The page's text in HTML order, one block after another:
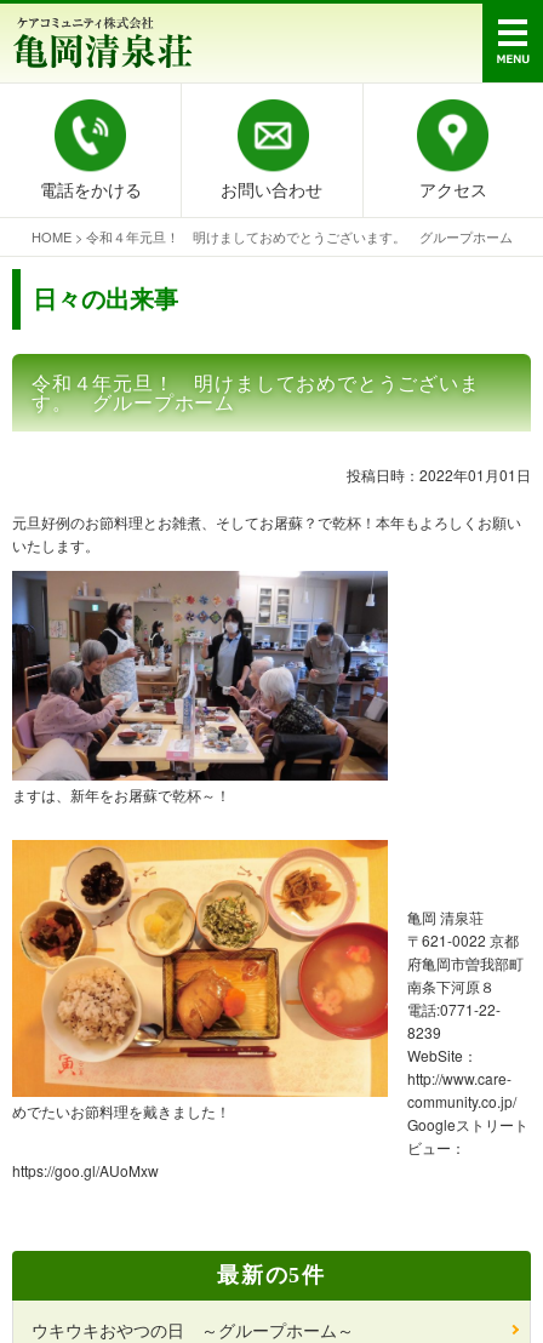
電話をかける お問い合わせ アクセス
HOME> 令和４年元旦！ 明けましておめでとうございます。 グループホーム
日々の出来事
令和４年元旦！ 明けましておめでとうございま
す。 グループホーム
投稿日時：2022年01月01日
元旦好例のお節料理とお雑煮、そしてお屠蘇？で乾杯！本年もよろしくお願い
いたします。
ますは、新年をお屠蘇で乾杯～！
めでたいお節料理を戴きました！
亀岡 清泉荘
〒621-0022 京都
府亀岡市曽我部町
南条下河原８
電話:0771-22-
8239
WebSite：
http://www.care-
community.co.jp/
Googleストリート
ビュー：
https://goo.gl/AUoMxw
最新の5件
ウキウキおやつの日 ～グループホーム～